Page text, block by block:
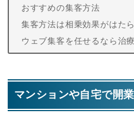
おすすめの集客方法
集客方法は相乗効果がはた
ウェブ集客を任せるなら治
マンションや自宅で開